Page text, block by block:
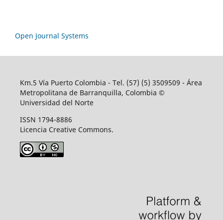
Open Journal Systems
Km.5 Vía Puerto Colombia - Tel. (57) (5) 3509509 - Área
Metropolitana de Barranquilla, Colombia ©
Universidad del Norte
ISSN 1794-8886
Licencia Creative Commons.